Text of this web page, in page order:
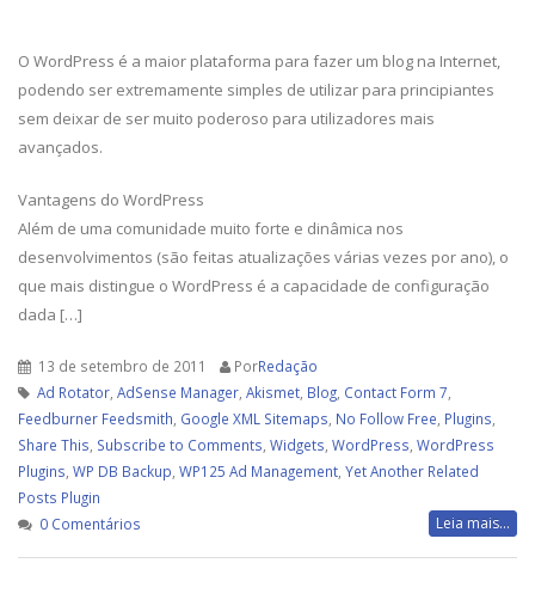
O WordPress é a maior plataforma para fazer um blog na Internet,
podendo ser extremamente simples de utilizar para principiantes
sem deixar de ser muito poderoso para utilizadores mais
avançados.
Vantagens do WordPress
Além de uma comunidade muito forte e dinâmica nos
desenvolvimentos (são feitas atualizações várias vezes por ano), o
que mais distingue o WordPress é a capacidade de configuração
dada […]
13 de setembro de 2011 PorRedação
Ad Rotator, AdSense Manager, Akismet, Blog, Contact Form 7,
Feedburner Feedsmith, Google XML Sitemaps, No Follow Free, Plugins,
Share This, Subscribe to Comments, Widgets, WordPress, WordPress
Plugins, WP DB Backup, WP125 Ad Management, Yet Another Related
Posts Plugin
0 Comentários
Leia mais...